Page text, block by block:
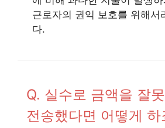
근로자의 권익 보호를 위해서
다.
Q. 실수로 금액을 잘
전송했다면 어떻게 하